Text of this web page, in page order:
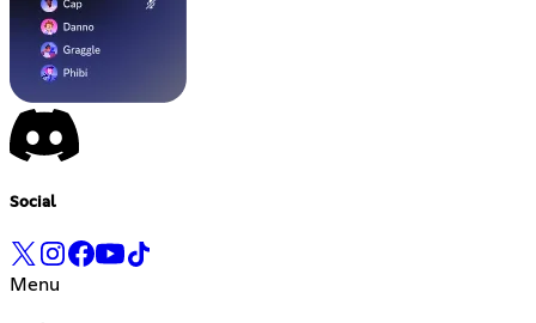
Social
Menu